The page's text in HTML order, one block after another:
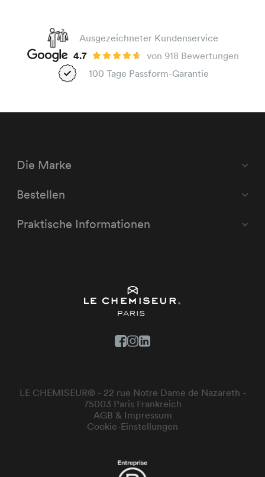
Ausgezeichneter Kundenservice
4.7
von 918 Bewertungen
100 Tage Passform-Garantie
Die Marke
Bestellen
Praktische Informationen
LE CHEMISEUR® - 22 rue Notre Dame de Nazareth -
75003 Paris Frankreich
AGB & Impressum
Cookie-Einstellungen